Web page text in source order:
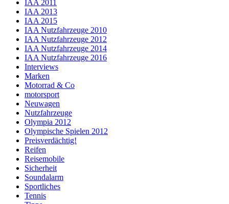
IAA 2011
IAA 2013
IAA 2015
IAA Nutzfahrzeuge 2010
IAA Nutzfahrzeuge 2012
IAA Nutzfahrzeuge 2014
IAA Nutzfahrzeuge 2016
Interviews
Marken
Motorrad & Co
motorsport
Neuwagen
Nutzfahrzeuge
Olympia 2012
Olympische Spielen 2012
Preisverdächtig!
Reifen
Reisemobile
Sicherheit
Soundalarm
Sportliches
Tennis